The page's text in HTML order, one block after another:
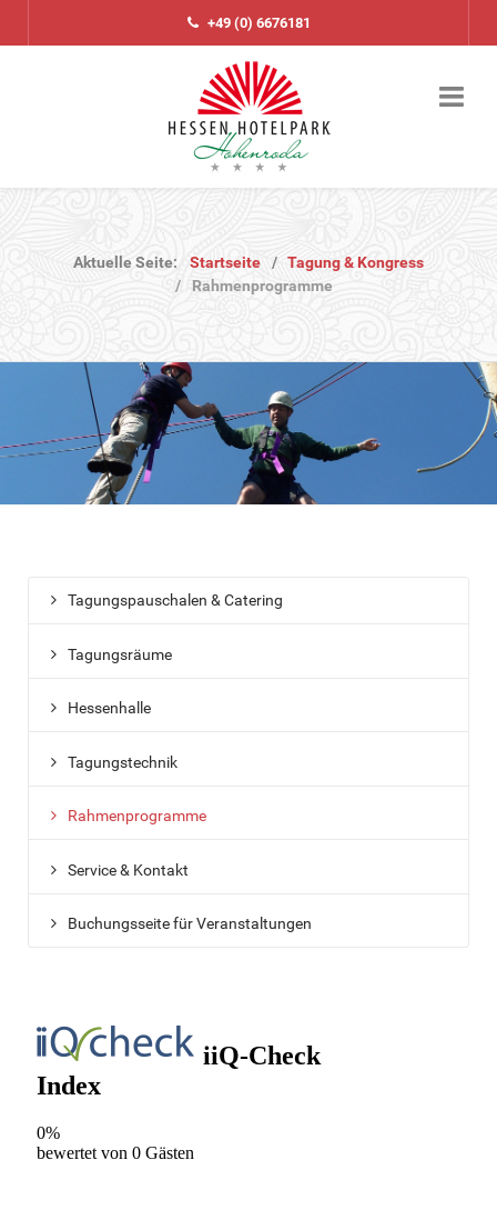
+49 (0) 6676181
Aktuelle Seite: Startseite
Tagung & Kongress
Rahmenprogramme
Tagungspauschalen & Catering
Tagungsräume
Hessenhalle
Tagungstechnik
Rahmenprogramme
Service & Kontakt
Buchungsseite für Veranstaltungen